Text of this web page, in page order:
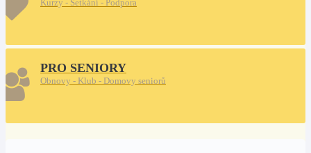
Kurzy - Setkání - Podpora
PRO SENIORY
Obnovy - Klub - Domovy seniorů